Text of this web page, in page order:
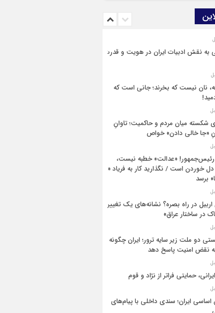
به نقش ادبیات ایران در هویت و قدرت
نان نیست که بخرند؛ جانی است که
شکسته میان مردم و حاکمیت؛ تاوانِ
«جا خالی دادن» خواص
رئیس‌جمهور! «عدالت» خطبه نیست،
خوردن است / نگذارید کار به فریاد «وا
برسد
در راه بصره؟ نشانه‌های یک تغییر
در ساختار عراق»
دو ملت زیر سایه ترور؛ ایران چگونه
به نقض امنیت پاسخ دهد
حمایتی فراتر از نژاد و قوم
اساسی ایران؛ سندی داخلی با پیام‌های